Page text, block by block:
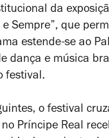
da
e Sempre”, que
estende-se ao
dança e música
festival.
o festival
no Príncipe Real